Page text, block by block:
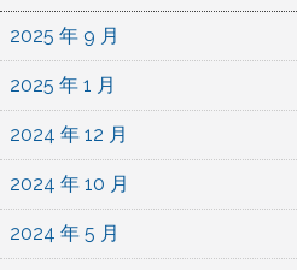
2025 年 9 月
2025 年 1 月
2024 年 12 月
2024 年 10 月
2024 年 5 月